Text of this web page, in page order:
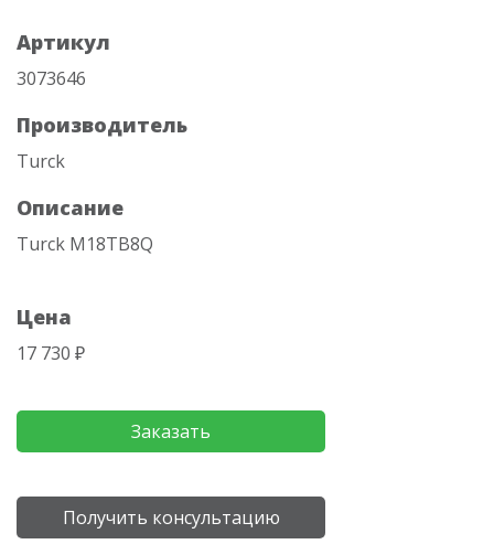
Артикул
3073646
Производитель
Turck
Описание
Turck M18TB8Q
Цена
17 730 ₽
Заказать
Получить консультацию